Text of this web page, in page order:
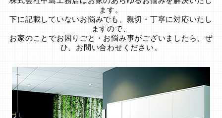
ます。
下に記載していないお悩みでも、親切・丁寧に対応いたし
ますので、
お家のことでお困りごと・お悩み事がございましたら、ぜ
ひ、お問い合わせください。